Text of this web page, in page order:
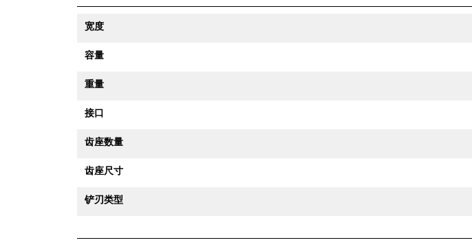
宽度
容量
重量
接口
齿座数量
齿座尺寸
铲刃类型